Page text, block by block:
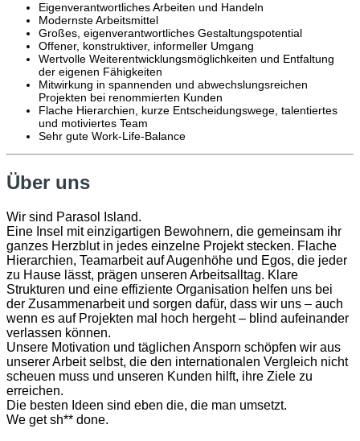
Eigenverantwortliches Arbeiten und Handeln
Modernste Arbeitsmittel
Großes, eigenverantwortliches Gestaltungspotential
Offener, konstruktiver, informeller Umgang
Wertvolle Weiterentwicklungsmöglichkeiten und Entfaltung
der eigenen Fähigkeiten
Mitwirkung in spannenden und abwechslungsreichen
Projekten bei renommierten Kunden
Flache Hierarchien, kurze Entscheidungswege, talentiertes
und motiviertes Team
Sehr gute Work-Life-Balance
Über uns
Wir sind Parasol Island.
Eine Insel mit einzigartigen Bewohnern, die gemeinsam ihr
ganzes Herzblut in jedes einzelne Projekt stecken. Flache
Hierarchien, Teamarbeit auf Augenhöhe und Egos, die jeder
zu Hause lässt, prägen unseren Arbeitsalltag. Klare
Strukturen und eine effiziente Organisation helfen uns bei
der Zusammenarbeit und sorgen dafür, dass wir uns – auch
wenn es auf Projekten mal hoch hergeht – blind aufeinander
verlassen können.
Unsere Motivation und täglichen Ansporn schöpfen wir aus
unserer Arbeit selbst, die den internationalen Vergleich nicht
scheuen muss und unseren Kunden hilft, ihre Ziele zu
erreichen.
Die besten Ideen sind eben die, die man umsetzt.
We get sh** done.